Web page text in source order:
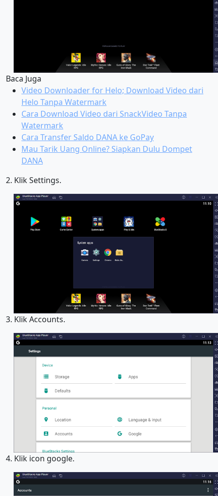
Baca Juga
Video Downloader for Helo; Download Video dari
Helo Tanpa Watermark
Cara Download Video dari SnackVideo Tanpa
Watermark
Cara Transfer Saldo DANA ke GoPay
Mau Tarik Uang Online? Siapkan Dulu Dompet
DANA
2. Klik Settings.
3. Klik Accounts.
4. Klik icon google.